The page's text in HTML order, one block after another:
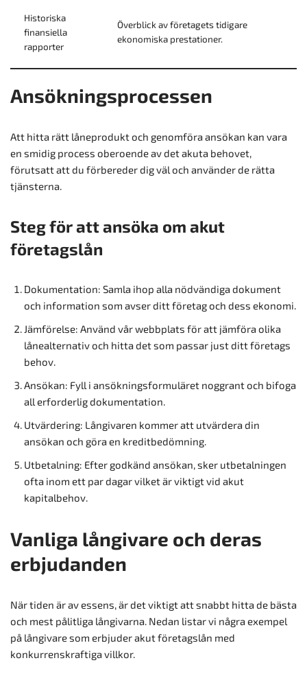
Historiska
finansiella
rapporter
Överblick av företagets tidigare
ekonomiska prestationer.
Ansökningsprocessen
Att hitta rätt låneprodukt och genomföra ansökan kan vara
en smidig process oberoende av det akuta behovet,
förutsatt att du förbereder dig väl och använder de rätta
tjänsterna.
Steg för att ansöka om akut
företagslån
Dokumentation: Samla ihop alla nödvändiga dokument
och information som avser ditt företag och dess ekonomi.
Jämförelse: Använd vår webbplats för att jämföra olika
lånealternativ och hitta det som passar just ditt företags
behov.
Ansökan: Fyll i ansökningsformuläret noggrant och bifoga
all erforderlig dokumentation.
Utvärdering: Långivaren kommer att utvärdera din
ansökan och göra en kreditbedömning.
Utbetalning: Efter godkänd ansökan, sker utbetalningen
ofta inom ett par dagar vilket är viktigt vid akut
kapitalbehov.
Vanliga långivare och deras
erbjudanden
När tiden är av essens, är det viktigt att snabbt hitta de bästa
och mest pålitliga långivarna. Nedan listar vi några exempel
på långivare som erbjuder akut företagslån med
konkurrenskraftiga villkor.